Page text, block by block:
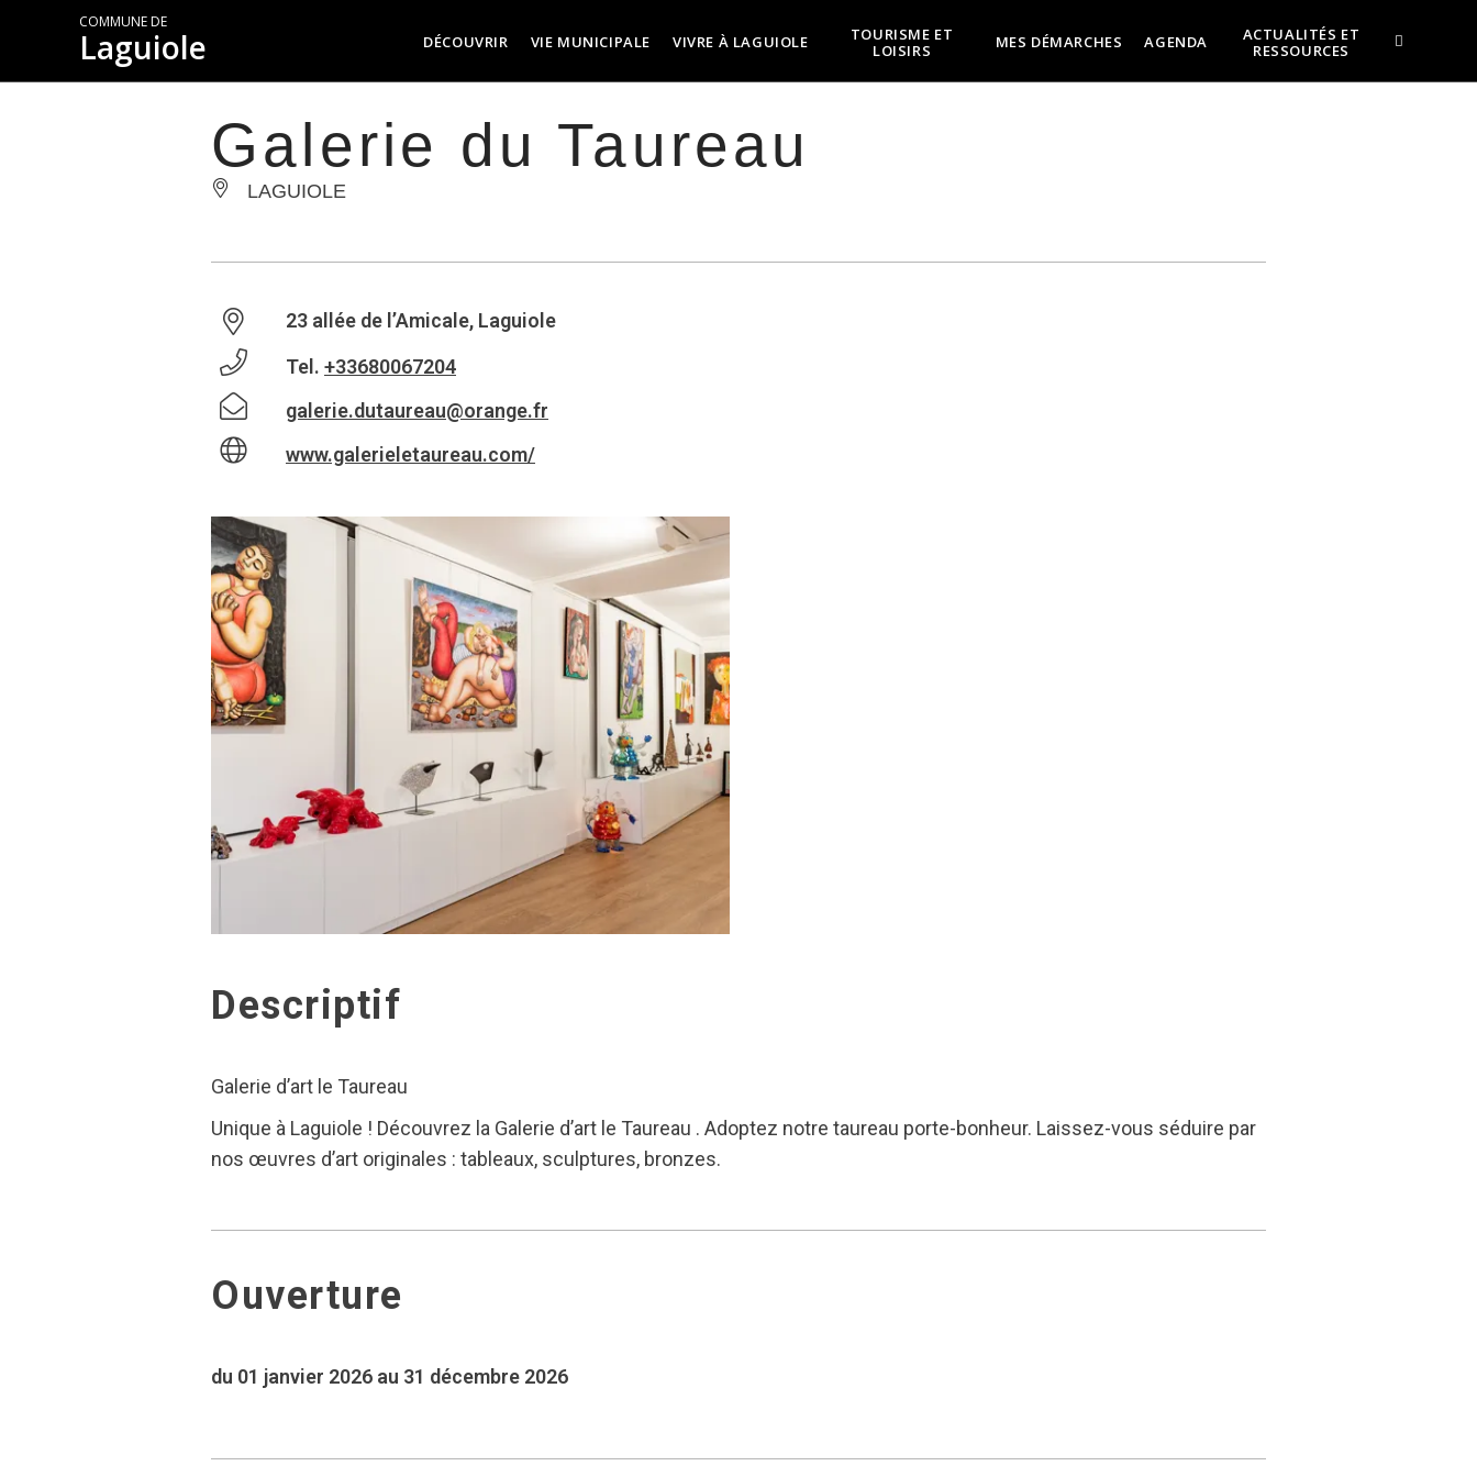
COMMUNE DE
Laguiole DÉCOUVRIR VIE MUNICIPALE VIVRE À LAGUIOLE
TOURISME ET
LOISIRS
MES DÉMARCHES AGENDA
ACTUALITÉS ET
RESSOURCES
Galerie du Taureau
LAGUIOLE
23 allée de l’Amicale, Laguiole
Tel. +33680067204
galerie.dutaureau@orange.fr
www.galerieletaureau.com/
Descriptif
Galerie d’art le Taureau
Unique à Laguiole ! Découvrez la Galerie d’art le Taureau . Adoptez notre taureau porte-bonheur. Laissez-vous séduire par
nos œuvres d’art originales : tableaux, sculptures, bronzes.
Ouverture
du 01 janvier 2026 au 31 décembre 2026